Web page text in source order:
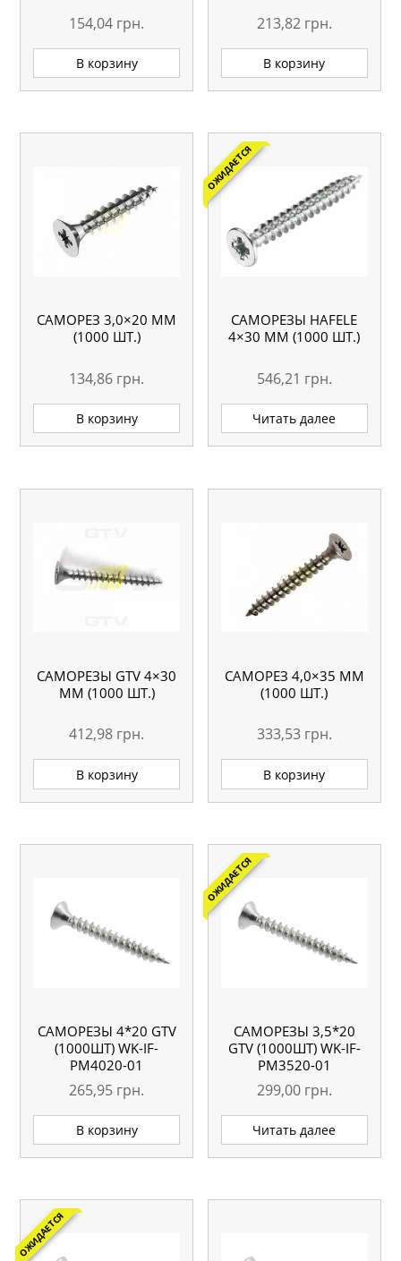
154,04 грн.
В корзину
213,82 грн.
В корзину
САМОРЕЗ 3,0×20 ММ
(1000 ШТ.)
134,86 грн.
В корзину
ОЖИДАЕТСЯ
САМОРЕЗЫ HAFELE
4×30 ММ (1000 ШТ.)
546,21 грн.
Читать далее
САМОРЕЗЫ GTV 4×30
ММ (1000 ШТ.)
412,98 грн.
В корзину
САМОРЕЗ 4,0×35 ММ
(1000 ШТ.)
333,53 грн.
В корзину
САМОРЕЗЫ 4*20 GTV
(1000ШТ) WK-IF-
PM4020-01
265,95 грн.
В корзину
ОЖИДАЕТСЯ
САМОРЕЗЫ 3,5*20
GTV (1000ШТ) WK-IF-
PM3520-01
299,00 грн.
Читать далее
ОЖИДАЕТСЯ